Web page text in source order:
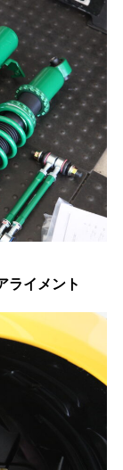
ライメント